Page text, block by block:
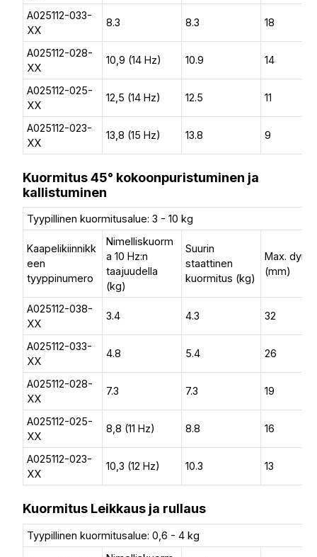
A025112-033-
XX
8.3 8.3 18
A025112-028-
XX
10,9 (14 Hz) 10.9 14
A025112-025-
XX
12,5 (14 Hz) 12.5 11
A025112-023-
XX
13,8 (15 Hz) 13.8 9
Kuormitus 45° kokoonpuristuminen ja
kallistuminen
Tyypillinen kuormitusalue: 3 - 10 kg
Kaapelikiinnikk
een
tyyppinumero
Nimelliskuorm
a 10 Hz:n
taajuudella
(kg)
Suurin
staattinen
kuormitus (kg)
Max. dyn.
(mm)
A025112-038-
XX
3.4 4.3 32
A025112-033-
XX
4.8 5.4 26
A025112-028-
XX
7.3 7.3 19
A025112-025-
XX
8,8 (11 Hz) 8.8 16
A025112-023-
XX
10,3 (12 Hz) 10.3 13
Kuormitus Leikkaus ja rullaus
Tyypillinen kuormitusalue: 0,6 - 4 kg